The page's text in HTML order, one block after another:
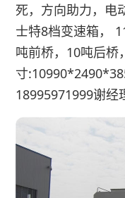
死，方向助力，电
士特8档变速箱，
吨前桥，10吨后桥
寸
18995971999谢经